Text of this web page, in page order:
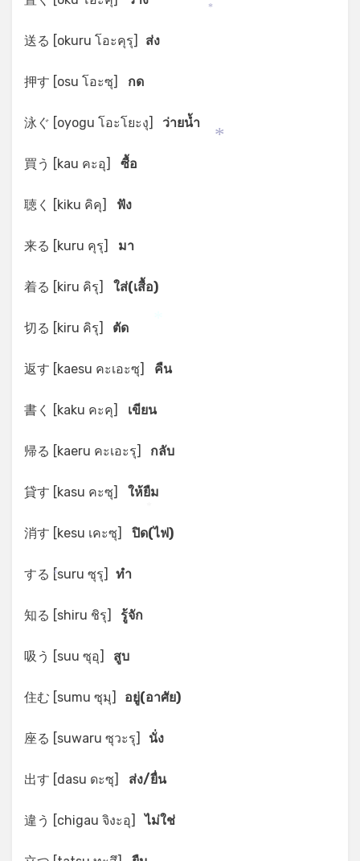
送る [okuru โอะคุรุ] ส่ง
押す [osu โอะซุ] กด
泳ぐ [oyogu โอะโยะงุ] ว่ายน้ำ
買う [kau คะอุ] ซื้อ
聴く [kiku คิคุ] ฟัง
来る [kuru คุรุ] มา
着る [kiru คิรุ] ใส่(เสื้อ)
切る [kiru คิรุ] ตัด
返す [kaesu คะเอะซุ] คืน
書く [kaku คะคุ] เขียน
帰る [kaeru คะเอะรุ] กลับ
貸す [kasu คะซุ] ให้ยืม
消す [kesu เคะซุ] ปิด(ไฟ)
する [suru ซุรุ] ทำ
知る [shiru ชิรุ] รู้จัก
吸う [suu ซุอุ] สูบ
住む [sumu ซุมุ] อยู่(อาศัย)
座る [suwaru ซุวะรุ] นั่ง
出す [dasu ดะซุ] ส่ง/ยื่น
違う [chigau จิงะอุ] ไม่ใช่
*